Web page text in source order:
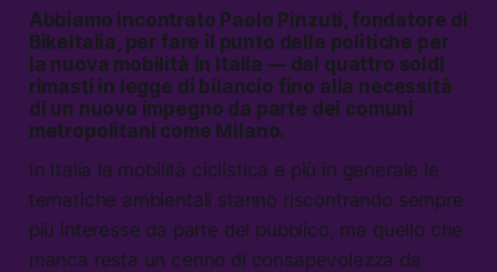
Abbiamo incontrato Paolo Pinzuti, fondatore di
BikeItalia, per fare il punto delle politiche per
la nuova mobilità in Italia — dai quattro soldi
rimasti in legge di bilancio fino alla necessità
di un nuovo impegno da parte dei comuni
metropolitani come Milano.
In Italia la mobilità ciclistica e più in generale le
tematiche ambientali stanno riscontrando sempre
più interesse da parte del pubblico, ma quello che
manca resta un cenno di consapevolezza da